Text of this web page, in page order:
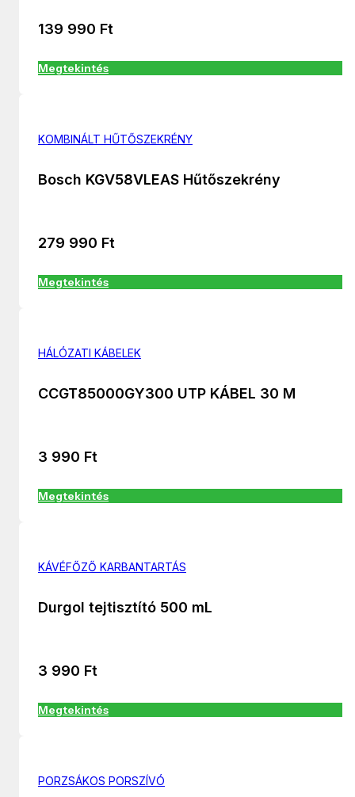
139 990 Ft
Megtekintés
KOMBINÁLT HŰTŐSZEKRÉNY
Bosch KGV58VLEAS Hűtőszekrény
279 990 Ft
Megtekintés
HÁLÓZATI KÁBELEK
CCGT85000GY300 UTP KÁBEL 30 M
3 990 Ft
Megtekintés
KÁVÉFŐZŐ KARBANTARTÁS
Durgol tejtisztító 500 mL
3 990 Ft
Megtekintés
PORZSÁKOS PORSZÍVÓ